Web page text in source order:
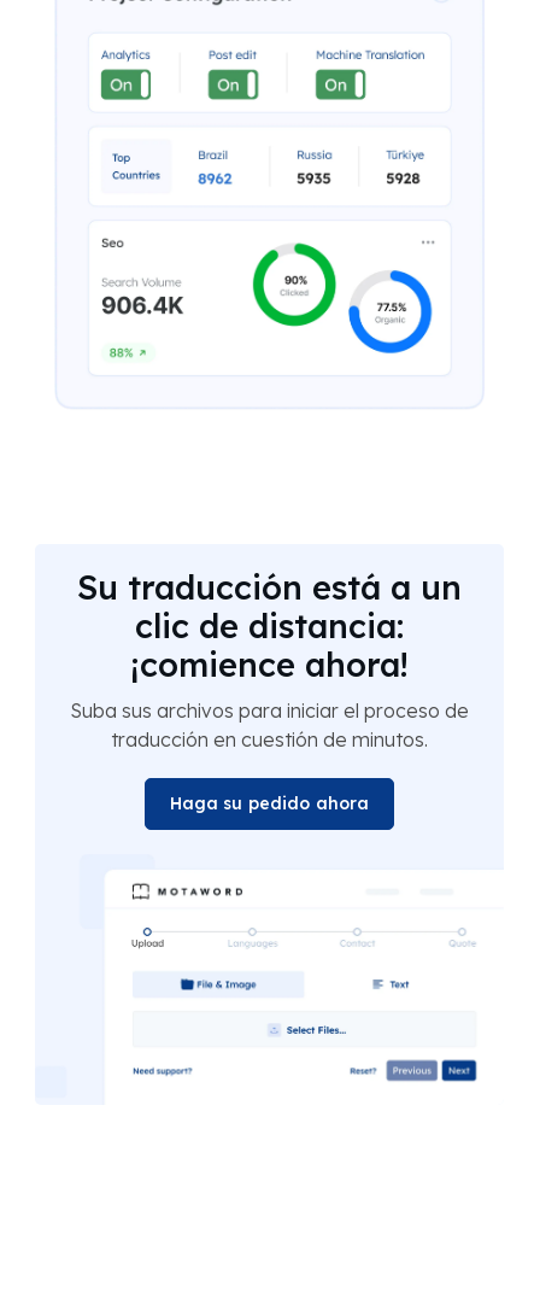
Su traducción está a un
clic de distancia:
¡comience ahora!
Suba sus archivos para iniciar el proceso de
traducción en cuestión de minutos.
Haga su pedido ahora